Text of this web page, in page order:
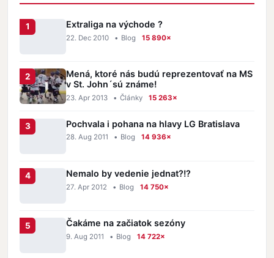
Extraliga na východe ?
22. Dec 2010 • Blog 15 890×
Mená, ktoré nás budú reprezentovať na MS
v St. John´sú známe!
23. Apr 2013 • Články 15 263×
Pochvala i pohana na hlavy LG Bratislava
28. Aug 2011 • Blog 14 936×
Nemalo by vedenie jednat?!?
27. Apr 2012 • Blog 14 750×
Čakáme na začiatok sezóny
9. Aug 2011 • Blog 14 722×